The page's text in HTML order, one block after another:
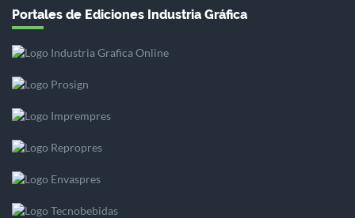
Portales de Ediciones Industria Gráfica